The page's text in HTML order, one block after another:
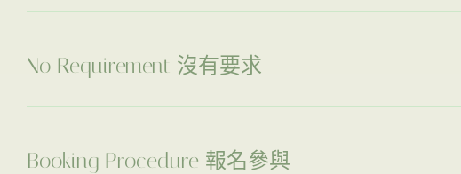
No Requirement 沒有要求
Booking Procedure 報名參與